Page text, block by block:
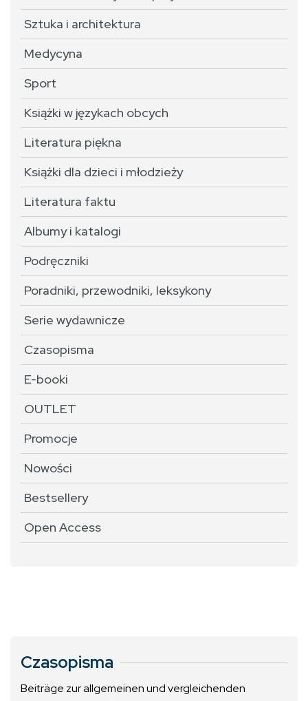
Sztuka i architektura
Medycyna
Sport
Książki w językach obcych
Literatura piękna
Książki dla dzieci i młodzieży
Literatura faktu
Albumy i katalogi
Podręczniki
Poradniki, przewodniki, leksykony
Serie wydawnicze
Czasopisma
E-booki
OUTLET
Promocje
Nowości
Bestsellery
Open Access
Czasopisma
Beiträge zur allgemeinen und vergleichenden